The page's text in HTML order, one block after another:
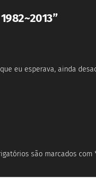
1982~2013”
eu esperava, ainda
são marcados com